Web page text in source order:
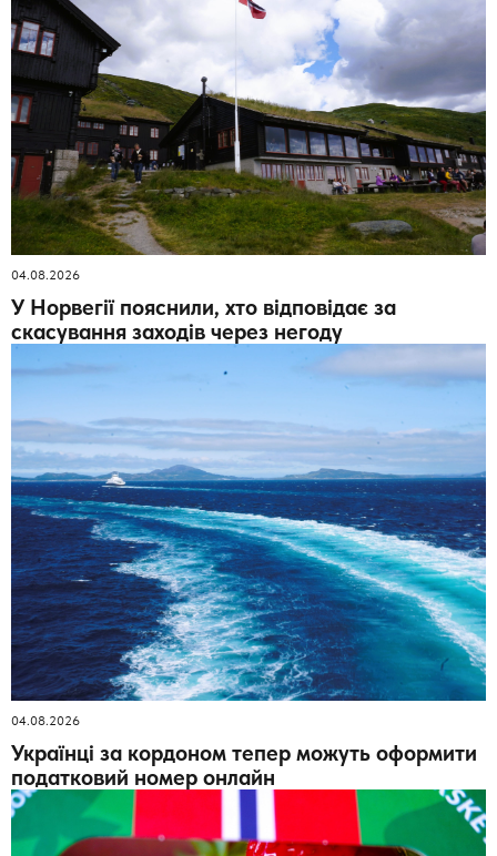
04.08.2026
У Норвегії пояснили, хто відповідає за
скасування заходів через негоду
04.08.2026
Українці за кордоном тепер можуть оформити
податковий номер онлайн